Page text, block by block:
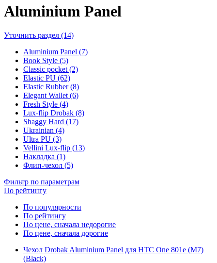
Aluminium Panel
Уточнить раздел (14)
Aluminium Panel (7)
Book Style (5)
Classic pocket (2)
Elastic PU (62)
Elastic Rubber (8)
Elegant Wallet (6)
Fresh Style (4)
Lux-flip Drobak (8)
Shaggy Hard (17)
Ukrainian (4)
Ultra PU (3)
Vellini Lux-flip (13)
Накладка (1)
Флип-чехол (5)
Фильтр по параметрам
По рейтингу
По популярности
По рейтингу
По цене, сначала недорогие
По цене, сначала дорогие
Чехол Drobak Aluminium Panel для HTC One 801e (M7)
(Black)